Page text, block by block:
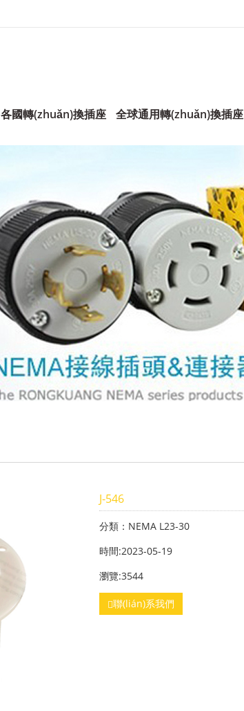
各國轉(zhuǎn)換插座 全球通用轉(zhuǎn)換插座
J-546
分類：NEMA L23-30
時間:2023-05-19
瀏覽:3544
聯(lián)系我們